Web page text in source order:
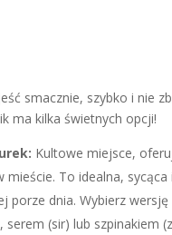
smacznie, szybko i nie
ma kilka świetnych opcji!
Kultowe miejsce,
mieście. To idealna, sycąca
porze dnia. Wybierz
serem (sir) lub szpinakiem